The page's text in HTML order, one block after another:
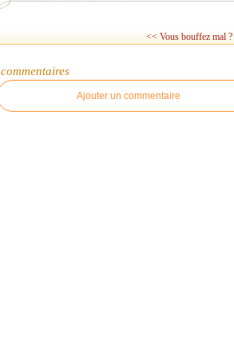
<< Vous bouffez mal ?
commentaires
Ajouter un commentaire